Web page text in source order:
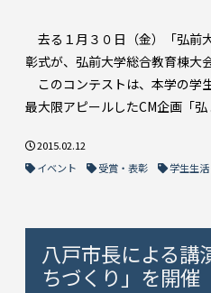
去る１月３０日（金）「弘前
彰式が、弘前大学総合教育棟大
このコンテストは、本学の学
最大限アピールしたCM企画「弘
2015.02.12
イベント
受賞・表彰 学生生活
八戸市長による講
ちづくり」を開催